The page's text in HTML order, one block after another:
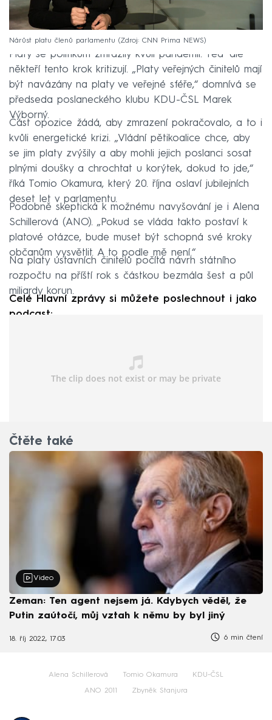
Nárůst platu členů parlamentu Zdroj: CNN Prima NEWS
Platy se politikům zmrazily kvůli pandemii. Teď ale
někteří tento krok kritizují. „Platy veřejných činitelů mají
být navázány na platy ve veřejné sféře,“ domnívá se
předseda poslaneckého klubu KDU-ČSL Marek
Výborný.
Část opozice žádá, aby zmrazení pokračovalo, a to i
kvůli energetické krizi. „Vládní pětikoalice chce, aby
se jim platy zvýšily a aby mohli jejich poslanci sosat
plnými doušky a chrochtat u korýtek, dokud to jde,“
říká Tomio Okamura, který 20. října oslaví jubilejních
deset let v parlamentu.
Podobně skeptická k možnému navyšování je i Alena
Schillerová (ANO). „Pokud se vláda takto postaví k
platové otázce, bude muset být schopná své kroky
občanům vysvětlit. A to podle mě není.“
Na platy ústavních činitelů počítá návrh státního
rozpočtu na příští rok s částkou bezmála šest a půl
miliardy korun.
Celé Hlavní zprávy si můžete poslechnout i jako
podcast:
Čtěte také
Video
Zeman: Ten agent nejsem já. Kdybych věděl, že
Putin zaútočí, můj vztah k němu by byl jiný
18. říj 2022, 17:03 6 min čtení
Alena Schillerová Tomio Okamura KDU-ČSL
ANO 2011 Zbyněk Stanjura